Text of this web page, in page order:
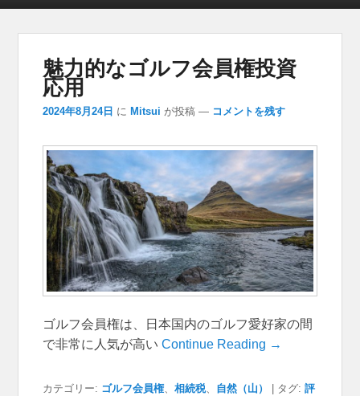
魅力的なゴルフ会員権投資
応用
2024年8月24日 に Mitsui が投稿 — コメントを残す
ゴルフ会員権は、日本国内のゴルフ愛好家の間
で非常に人気が高いContinue Reading →
カテゴリー: ゴルフ会員権、相続税、 自然（山） タグ: 評